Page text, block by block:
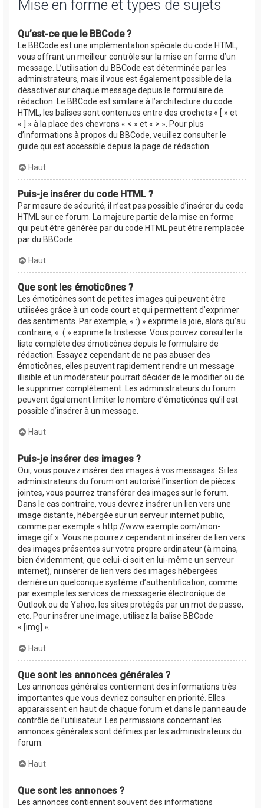
Mise en forme et types de sujets
Qu’est-ce que le BBCode ?
Le BBCode est une implémentation spéciale du code HTML,
vous offrant un meilleur contrôle sur la mise en forme d’un
message. L’utilisation du BBCode est déterminée par les
administrateurs, mais il vous est également possible de la
désactiver sur chaque message depuis le formulaire de
rédaction. Le BBCode est similaire à l’architecture du code
HTML, les balises sont contenues entre des crochets « [ » et
« ] » à la place des chevrons « < » et « > ». Pour plus
d’informations à propos du BBCode, veuillez consulter le
guide qui est accessible depuis la page de rédaction.
Haut
Puis-je insérer du code HTML ?
Par mesure de sécurité, il n’est pas possible d’insérer du code
HTML sur ce forum. La majeure partie de la mise en forme
qui peut être générée par du code HTML peut être remplacée
par du BBCode.
Haut
Que sont les émoticônes ?
Les émoticônes sont de petites images qui peuvent être
utilisées grâce à un code court et qui permettent d’exprimer
des sentiments. Par exemple, « :) » exprime la joie, alors qu’au
contraire, « :( » exprime la tristesse. Vous pouvez consulter la
liste complète des émoticônes depuis le formulaire de
rédaction. Essayez cependant de ne pas abuser des
émoticônes, elles peuvent rapidement rendre un message
illisible et un modérateur pourrait décider de le modifier ou de
le supprimer complètement. Les administrateurs du forum
peuvent également limiter le nombre d’émoticônes qu’il est
possible d’insérer à un message.
Haut
Puis-je insérer des images ?
Oui, vous pouvez insérer des images à vos messages. Si les
administrateurs du forum ont autorisé l’insertion de pièces
jointes, vous pourrez transférer des images sur le forum.
Dans le cas contraire, vous devrez insérer un lien vers une
image distante, hébergée sur un serveur internet public,
comme par exemple « http://www.exemple.com/mon-
image.gif ». Vous ne pourrez cependant ni insérer de lien vers
des images présentes sur votre propre ordinateur (à moins,
bien évidemment, que celui-ci soit en lui-même un serveur
internet), ni insérer de lien vers des images hébergées
derrière un quelconque système d’authentification, comme
par exemple les services de messagerie électronique de
Outlook ou de Yahoo, les sites protégés par un mot de passe,
etc. Pour insérer une image, utilisez la balise BBCode
« [img] ».
Haut
Que sont les annonces générales ?
Les annonces générales contiennent des informations très
importantes que vous devriez consulter en priorité. Elles
apparaissent en haut de chaque forum et dans le panneau de
contrôle de l’utilisateur. Les permissions concernant les
annonces générales sont définies par les administrateurs du
forum.
Haut
Que sont les annonces ?
Les annonces contiennent souvent des informations